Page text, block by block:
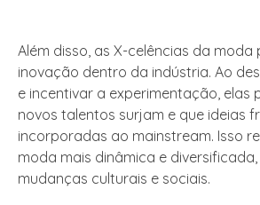
Além disso, as X-celências da moda
inovação dentro da indústria. Ao
e incentivar a experimentação, elas
novos talentos surjam e que ideias
incorporadas ao mainstream. Isso
moda mais dinâmica e
mudanças culturais e sociais.